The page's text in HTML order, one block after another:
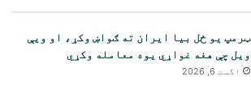
ټرمپ یو ځل بیا ایران ته ګواښ وکړ، او ویې
ویل چې هغه غواړي یوه معامله وکړي
اگست 6, 2026